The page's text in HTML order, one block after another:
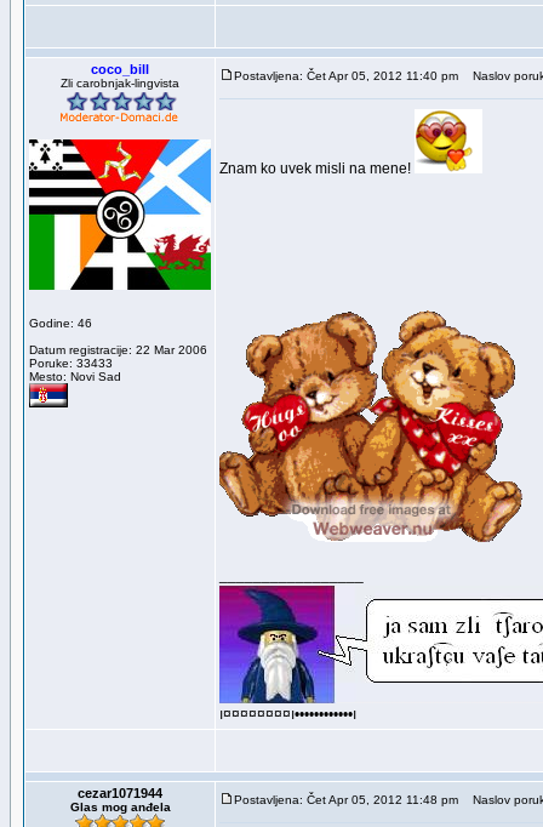
coco_bill
Zli carobnjak-lingvista
Godine: 46
Datum registracije: 22 Mar 2006
Poruke: 33433
Mesto: Novi Sad
Postavljena: Čet Apr 05, 2012 11:40 pm Naslov
Znam ko uvek misli na mene!
ı¤¤¤¤¤¤¤¤ı••••••••••••ı
cezar1071944
Glas mog anđela
Postavljena: Čet Apr 05, 2012 11:48 pm Naslov